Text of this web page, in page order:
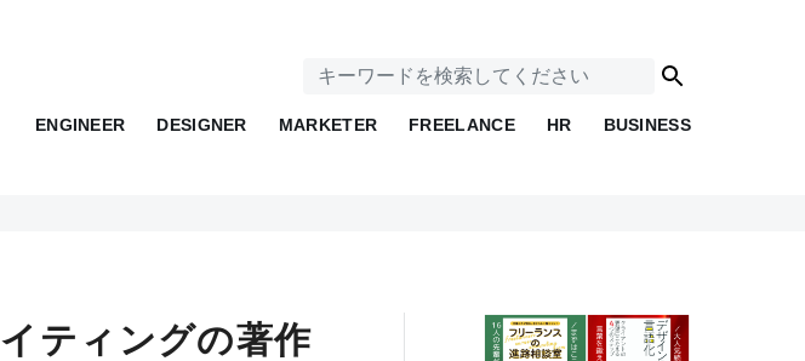
ENGINEER DESIGNER MARKETER FREELANCE HR BUSINESS
ティングの著作